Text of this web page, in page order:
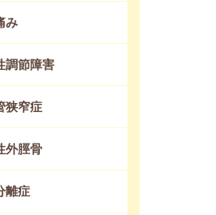
み
調節障害
狭窄症
外脛骨
離症